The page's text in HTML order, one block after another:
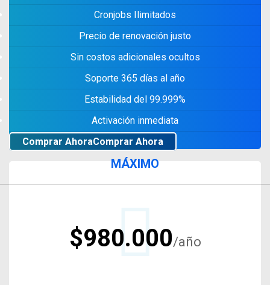
Cronjobs Ilimitados
Precio de renovación justo
Sin costos adicionales ocultos
Soporte 365 días al año
Estabilidad del 99.999%
Activación inmediata
Comprar AhoraComprar Ahora
MÁXIMO
$980.000/año